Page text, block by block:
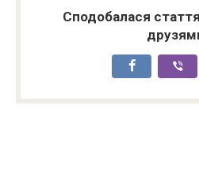
Сподобалася